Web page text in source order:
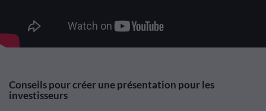
Conseils pour créer une présentation pour les
investisseurs